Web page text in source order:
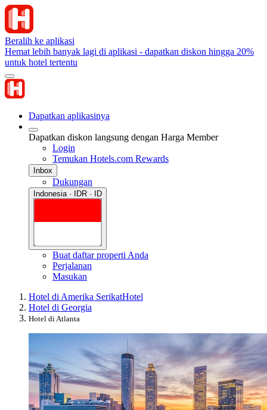
Beralih ke aplikasi
Hemat lebih banyak lagi di aplikasi - dapatkan diskon hingga 20%
untuk hotel tertentu
Dapatkan aplikasinya
Dapatkan diskon langsung dengan Harga Member
Login
Temukan Hotels.com Rewards
Inbox
Dukungan
Indonesia · IDR · ID
Buat daftar properti Anda
Perjalanan
Masukan
Hotel di Amerika SerikatHotel
Hotel di Georgia
Hotel di Atlanta